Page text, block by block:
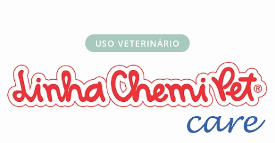
USO VETERINÁRIO